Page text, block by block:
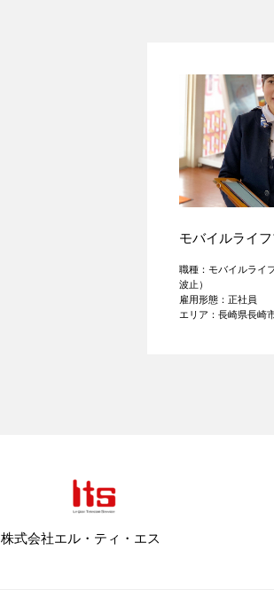
モバイルライ
職種：モバイルライ
波止）
雇用形態：正社員
エリア：長崎県長崎
株式会社エル・ティ・エス